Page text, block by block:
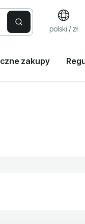
Szukaj polski / zł
zakupy